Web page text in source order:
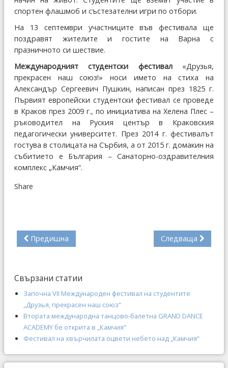
спортен флашмоб и състезателни игри по отбори.
На 13 септември участниците във фестивала ще
поздравят жителите и гостите на Варна с
празничното си шествие.
Международният студентски фестивал«Друзья,
прекрасен наш союз!» носи името на стиха на
Александър Сергеевич Пушкин, написан през 1825 г.
Първият европейски студентски фестивал се проведе
в Краков през 2009 г., по инициатива на Хелена Плес –
ръководител на Руския център в Краковския
педагогически университет. През 2014 г. фестивалът
гостува в столицата на Сърбия, а от 2015 г. домакин на
събитието е България – Санаторно-оздравителния
комплекс „Камчия“.
Share
Предишна Следваща
Свързани статии
Започна VІІ Международен фестивал на студентите
„Друзья, прекрасен наш союз“
Втората международна танцово-балетна GRAND DANCE
ACADEMY бе открита в „Камчия“
Фестивал на хвърчилата оцвети небето над „Камчия“